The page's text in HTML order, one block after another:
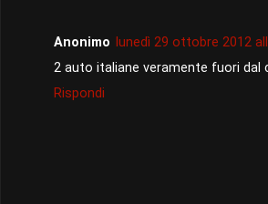
Anonimo lunedì 29 ottobre 2012
2 auto italiane veramente fuori dal
Rispondi